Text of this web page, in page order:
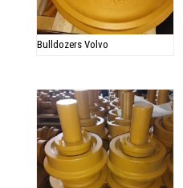
Bulldozers Volvo